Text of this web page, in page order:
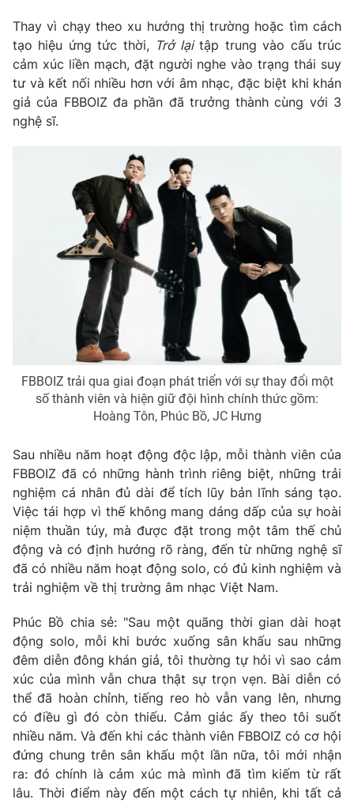
Tư vấn
Chuyên mục khác
Emagazine Podcast
Photo
Shorts video
VTV Money VTV Thể thao
VTV Sức khoẻ Bất động sản
Thị trường 24h Tấm lòng Việt
Vươn mình bằng AI
VTV9 VTV8
THỜI BÁO VTV
Cơ quan chủ quản:Đài Truyền hình Việt Nam
Cơ quan báo chí: Thời báo VTV
Giấy phép hoạt động báo in và báo điện tử số 483/GP-BTTTT
cấp ngày 29/12/2023
Tổng Biên tập:Vũ Thanh Thủy
Phó Tổng Biên tập: Nguyễn Thị Mỹ Hạnh, Phạm Quốc Thắng,
Nguyễn Trọng Ninh
Tổng đài VTV:024.38 355 931 - 024.38 355 932
Thay vì chạy theo xu hướng thị trường hoặc tìm cách
tạo hiệu ứng tức thời, Trở lạitập trung vào cấu trúc
cảm xúc liền mạch, đặt người nghe vào trạng thái suy
tư và kết nối nhiều hơn với âm nhạc, đặc biệt khi khán
giả của FBBOIZ đa phần đã trưởng thành cùng với 3
nghệ sĩ.
FBBOIZ trải qua giai đoạn phát triển với sự thay đổi một
số thành viên và hiện giữ đội hình chính thức gồm:
Hoàng Tôn, Phúc Bồ, JC Hưng
Sau nhiều năm hoạt động độc lập, mỗi thành viên của
FBBOIZ đã có những hành trình riêng biệt, những trải
nghiệm cá nhân đủ dài để tích lũy bản lĩnh sáng tạo.
Việc tái hợp vì thế không mang dáng dấp của sự hoài
niệm thuần túy, mà được đặt trong một tâm thế chủ
động và có định hướng rõ ràng, đến từ những nghệ sĩ
đã có nhiều năm hoạt động solo, có đủ kinh nghiệm và
trải nghiệm về thị trường âm nhạc Việt Nam.
Phúc Bồ chia sẻ: "Sau một quãng thời gian dài hoạt
động solo, mỗi khi bước xuống sân khấu sau những
đêm diễn đông khán giả, tôi thường tự hỏi vì sao cảm
xúc của mình vẫn chưa thật sự trọn vẹn. Bài diễn có
thể đã hoàn chỉnh, tiếng reo hò vẫn vang lên, nhưng
có điều gì đó còn thiếu. Cảm giác ấy theo tôi suốt
nhiều năm. Và đến khi các thành viên FBBOIZ có cơ hội
đứng chung trên sân khấu một lần nữa, tôi mới nhận
ra: đó chính là cảm xúc mà mình đã tìm kiếm từ rất
lâu. Thời điểm này đến một cách tự nhiên, khi tất cả